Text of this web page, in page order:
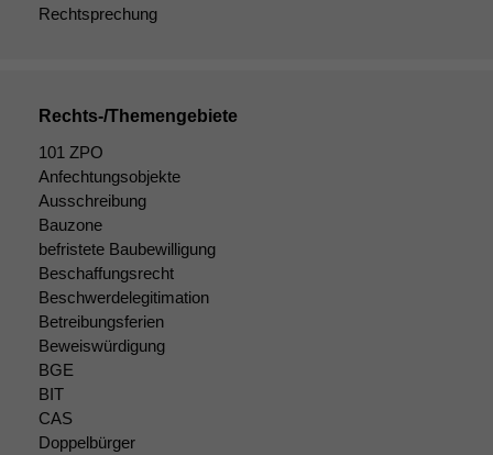
Rechtsprechung
Rechts-/Themengebiete
101 ZPO
Anfechtungsobjekte
Ausschreibung
Bauzone
befristete Baubewilligung
Beschaffungsrecht
Beschwerdelegitimation
Betreibungsferien
Beweiswürdigung
BGE
BIT
CAS
Doppelbürger